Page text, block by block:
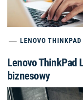
Lenovo
biznesowy